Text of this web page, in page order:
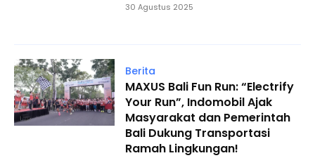
30 Agustus 2025
Berita
MAXUS Bali Fun Run: “Electrify
Your Run”, Indomobil Ajak
Masyarakat dan Pemerintah
Bali Dukung Transportasi
Ramah Lingkungan!